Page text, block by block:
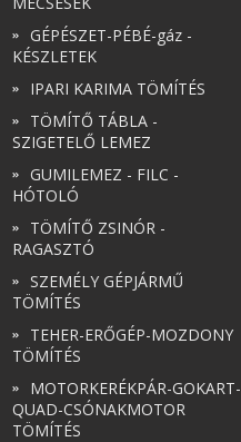
GÉPÉSZET-PÉBÉ-gáz -
KÉSZLETEK
IPARI KARIMA TÖMÍTÉS
TÖMÍTŐ TÁBLA -
SZIGETELŐ LEMEZ
GUMILEMEZ - FILC -
HÓTOLÓ
TÖMÍTŐ ZSINÓR -
RAGASZTÓ
SZEMÉLY GÉPJÁRMŰ
TÖMÍTÉS
TEHER-ERŐGÉP-MOZDONY
TÖMÍTÉS
MOTORKERÉKPÁR-GOKART-
QUAD-CSÓNAKMOTOR
TÖMÍTÉS